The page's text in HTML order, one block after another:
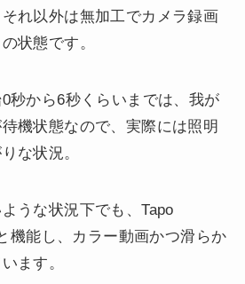
れ以外は無加工でカメラ録画
状態です。
秒から6秒くらいまでは、我が
機状態なので、実際には照明
な状況。
うな状況下でも、Tapo
機能し、カラー動画かつ滑らか
ます。